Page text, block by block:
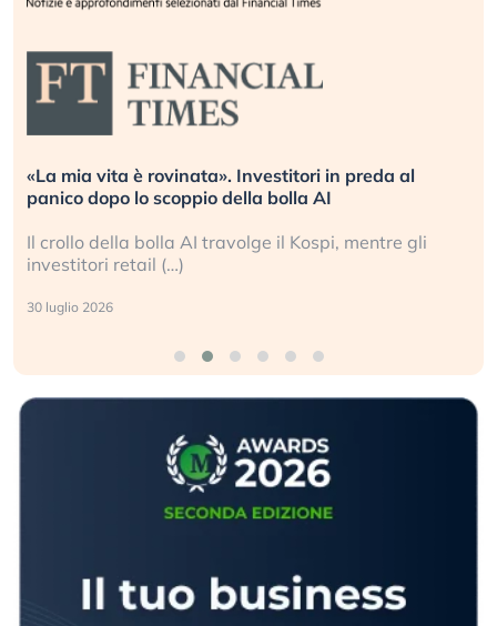
«La mia vita è rovinata». Investitori in preda al
panico dopo lo scoppio della bolla AI
Il crollo della bolla AI travolge il Kospi, mentre gli
investitori retail (…)
30 luglio 2026